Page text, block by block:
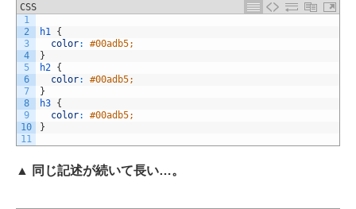
CSS
1
2
3
4
5
6
7
8
9
10
11
h1
{
color:
#00adb5;
}
h2 {
color:
#00adb5;
}
h3 {
color:
#00adb5;
}
▲ 同じ記述が続いて長い…。